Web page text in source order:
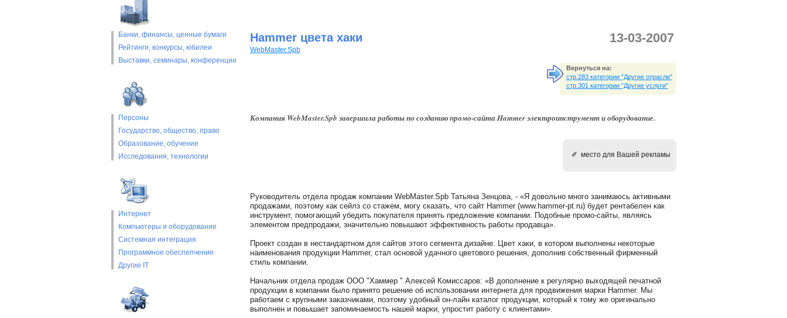
Банки, финансы, ценные бумаги
Рейтинги, конкурсы, юбилеи
Выставки, cеминары, конференции
Персоны
Государство, общество, право
Образование, обучение
Исследования, технологии
Интернет
Компьютеры и оборудование
Системная интеграция
Программное обеспепчение
Другие IT
Hammer цвета хаки
WebMaster.Spb
13-03-2007
Вернуться на:
стр.283 категории "Другие отрасли"
стр.301 категории "Другие услуги"
Компания WebMaster.Spb завершила работы по созданию промо-сайта Hammer электроинструмент и оборудование.
✐ место для Вашей рекламы
Руководитель отдела продаж компании WebMaster.Spb Татьяна Зенцова, - «Я довольно много занимаюсь активными
продажами, поэтому как сейлз со стажем, могу сказать, что сайт Hammer (www.hammer-pt.ru) будет рентабелен как
инструмент, помогающий убедить покупателя принять предложение компании. Подобные промо-сайты, являясь
элементом предпродажи, значительно повышают эффективность работы продавца».
Проект создан в нестандартном для сайтов этого сегмента дизайне. Цвет хаки, в котором выполнены некоторые
наименования продукции Hammer, стал основой удачного цветового решения, дополнив собственный фирменный
стиль компании.
Начальник отдела продаж ООО "Хаммер " Алексей Комиссаров: «В дополнение к регулярно выходящей печатной
продукции в компании было принято решение об использовании интернета для продвижения марки Hammer. Мы
работаем с крупными заказчиками, поэтому удобный он-лайн каталог продукции, который к тому же оригинально
выполнен и повышает запоминаемость нашей марки, упростит работу с клиентами».